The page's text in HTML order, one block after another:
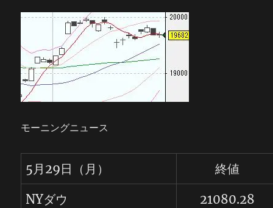
モーニングニュース
5月29日（月）
終値
NYダウ
21080.28